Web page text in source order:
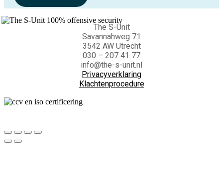
The S-Unit
Savannahweg 71
3542 AW Utrecht
030 – 207 41 77
info@the-s-unit.nl
Privacyverklaring
Klachtenprocedure